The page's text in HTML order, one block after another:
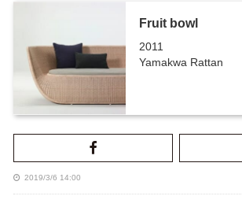
Fruit bowl
2011
Yamakwa Rattan
2019/3/6 14:00